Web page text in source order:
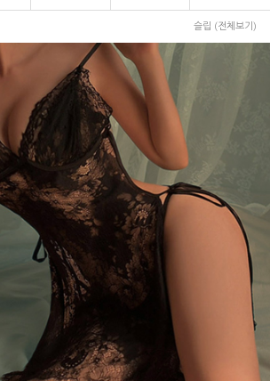
슬립 (전체보기)